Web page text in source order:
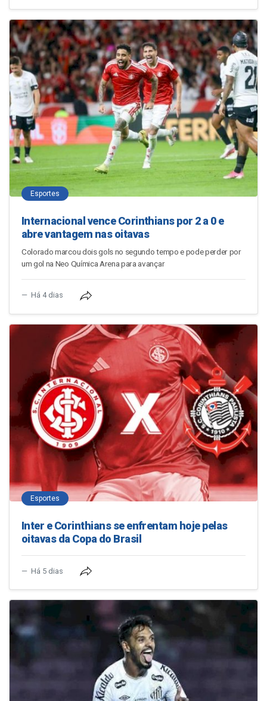
Esportes
Internacional vence Corinthians por 2 a 0 e
abre vantagem nas oitavas
Colorado marcou dois gols no segundo tempo e pode perder por
um gol na Neo Química Arena para avançar
Há 4 dias
Esportes
Inter e Corinthians se enfrentam hoje pelas
oitavas da Copa do Brasil
Há 5 dias